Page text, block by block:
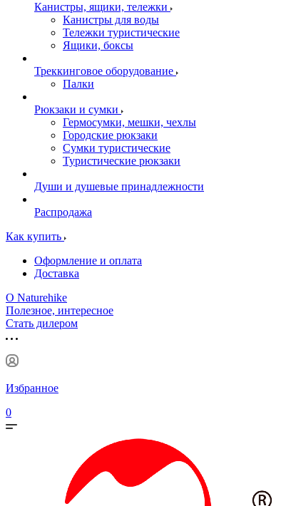
Канистры, ящики, тележки
Канистры для воды
Тележки туристические
Ящики, боксы
Треккинговое оборудование
Палки
Рюкзаки и сумки
Гермосумки, мешки, чехлы
Городские рюкзаки
Сумки туристические
Туристические рюкзаки
Души и душевые принадлежности
Распродажа
Как купить
Оформление и оплата
Доставка
О Naturehike
Полезное, интересное
Стать дилером
Избранное
0